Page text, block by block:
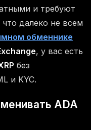
и требуют
далеко не всем
обменнике
, у вас есть
без
и KYC.
ADA